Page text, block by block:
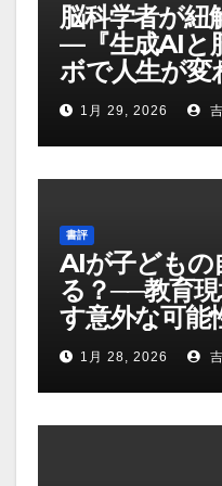
脳科学者が紐
—『生成AIと
ボで人生が変
1月 29, 2026
書評
AIが子どもの
る？──教育
す意外な可能
1月 28, 2026